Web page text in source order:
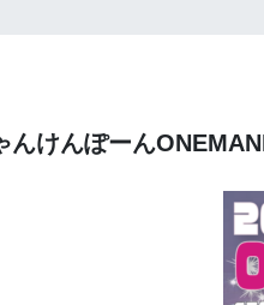
んけんぽーん